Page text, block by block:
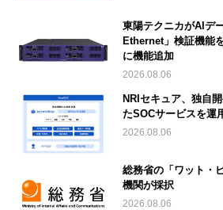
東陽テクニカがAIデ
Ethernet」検証機能
に機能追加
2026.08.06
NRIセキュア、独自
たSOCサービスを運
2026.08.06
総務省の「ワット・
機関が採択
2026.08.06